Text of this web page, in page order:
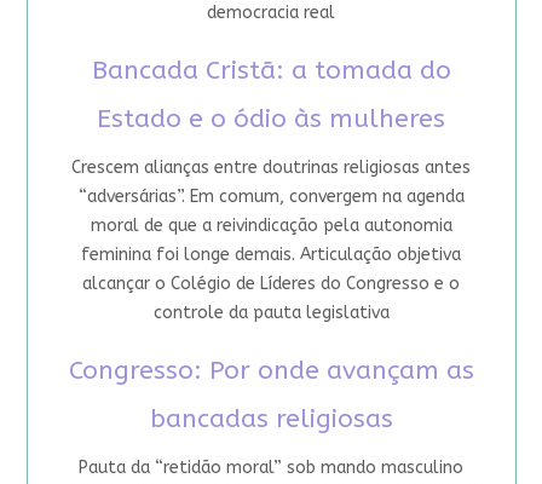
democracia real
Bancada Cristã: a tomada do
Estado e o ódio às mulheres
Crescem alianças entre doutrinas religiosas antes
“adversárias”. Em comum, convergem na agenda
moral de que a reivindicação pela autonomia
feminina foi longe demais. Articulação objetiva
alcançar o Colégio de Líderes do Congresso e o
controle da pauta legislativa
Congresso: Por onde avançam as
bancadas religiosas
Pauta da “retidão moral” sob mando masculino